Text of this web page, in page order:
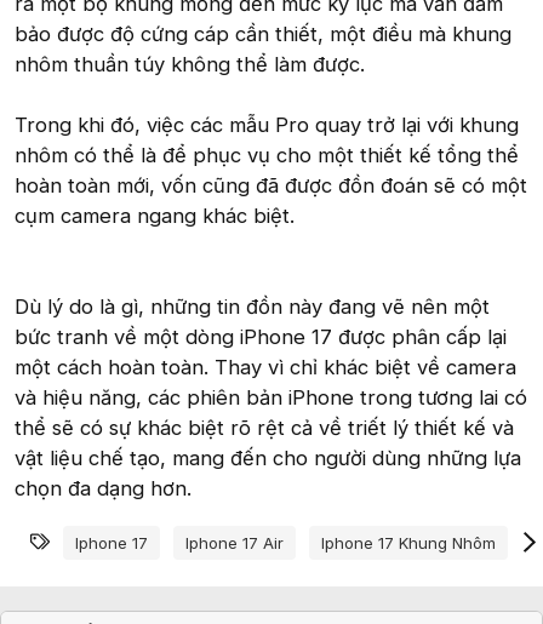
bảo được độ cứng cáp cần thiết, một điều mà khung
nhôm thuần túy không thể làm được.
Trong khi đó, việc các mẫu Pro quay trở lại với khung
nhôm có thể là để phục vụ cho một thiết kế tổng thể
hoàn toàn mới, vốn cũng đã được đồn đoán sẽ có một
cụm camera ngang khác biệt.
Dù lý do là gì, những tin đồn này đang vẽ nên một
bức tranh về một dòng iPhone 17 được phân cấp lại
một cách hoàn toàn. Thay vì chỉ khác biệt về camera
và hiệu năng, các phiên bản iPhone trong tương lai có
thể sẽ có sự khác biệt rõ rệt cả về triết lý thiết kế và
vật liệu chế tạo, mang đến cho người dùng những lựa
chọn đa dạng hơn.
Từ khóa
Iphone 17 Iphone 17 Air Iphone 17 Khung Nhôm